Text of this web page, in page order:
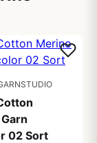
02 Sort